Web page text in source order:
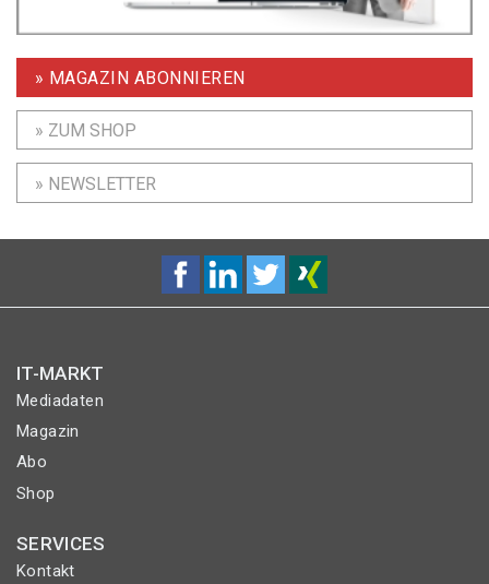
» MAGAZIN ABONNIEREN
» ZUM SHOP
» NEWSLETTER
IT-MARKT
Mediadaten
Magazin
Abo
Shop
SERVICES
Kontakt